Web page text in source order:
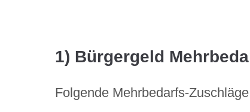
1) Bürgergeld
Folgende Mehrbedarfs-